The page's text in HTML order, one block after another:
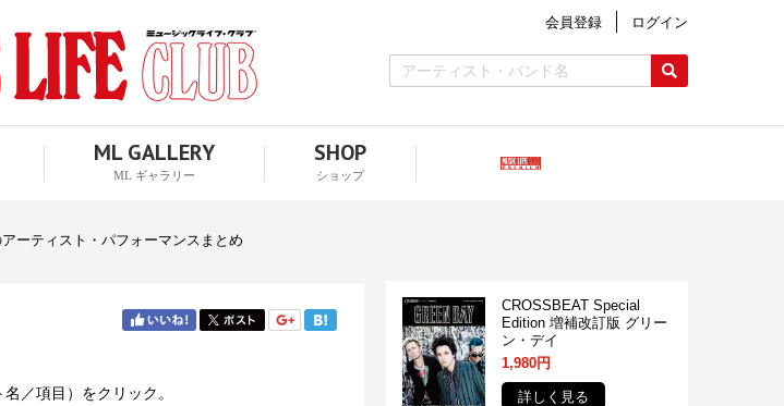
会員登録 ログイン
ML GALLERY
ML ギャラリー
SHOP
ショップ
ーティスト・パフォーマンスまとめ
／項目）をクリック。
CROSSBEAT Special
Edition 増補改訂版 グリー
ン・デイ
1,980円
詳しく見る